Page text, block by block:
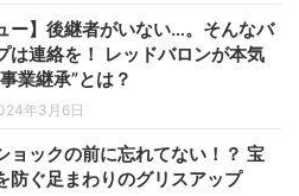
ー】後継者がいない…。そんなバ
は連絡を！ レッドバロンが本気
業継承”とは？
年3月6日
ョックの前に忘れてない！？ 宝
防ぐ足まわりのグリスアップ